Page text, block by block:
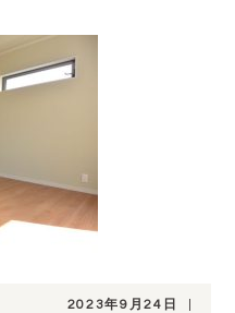
2023年9月24日